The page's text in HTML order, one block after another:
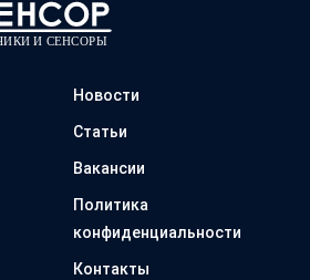
Новости
Статьи
Вакансии
Политика
конфиденциальности
Контакты